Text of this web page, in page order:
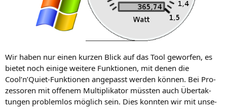
Wir haben nur einen kur­zen Blick auf das Tool gewor­fen, es
bie­tet noch eini­ge wei­te­re Funk­tio­nen, mit denen die
Cool’n’Quiet-Funktionen ange­passt wer­den kön­nen. Bei Pro­
zes­so­ren mit offe­nem Mul­ti­pli­ka­tor müss­ten auch Über­tak­
tun­gen pro­blem­los mög­lich sein. Dies konn­ten wir mit unse­